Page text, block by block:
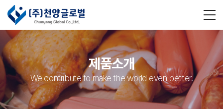
제품소개
We contribute to make the world even better.